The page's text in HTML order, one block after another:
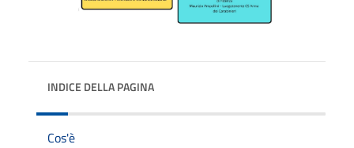
INDICE DELLA PAGINA
Cos'è